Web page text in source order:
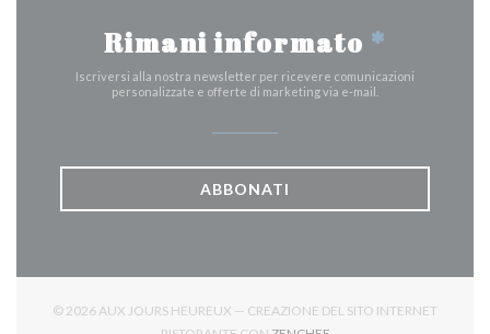
Rimani informato *
Iscriversi alla nostra newsletter per ricevere comunicazioni
personalizzate e offerte di marketing via e-mail.
ABBONATI
© 2026 AUX JOURS HEUREUX — CREAZIONE DEL SITO INTERNET